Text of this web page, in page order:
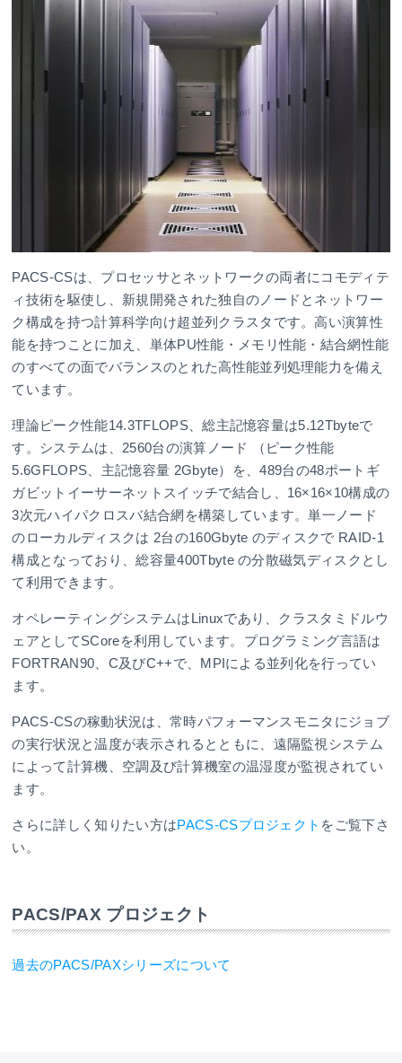
PACS-CSは、プロセッサとネットワークの両者にコモディテ
ィ技術を駆使し、新規開発された独自のノードとネットワー
ク構成を持つ計算科学向け超並列クラスタです。高い演算性
能を持つことに加え、単体PU性能・メモリ性能・結合網性能
のすべての面でバランスのとれた高性能並列処理能力を備え
ています。
理論ピーク性能14.3TFLOPS、総主記憶容量は5.12Tbyteで
す。システムは、2560台の演算ノード （ピーク性能
5.6GFLOPS、主記憶容量 2Gbyte）を、489台の48ポートギ
ガビットイーサーネットスイッチで結合し、16×16×10構成の
3次元ハイパクロスバ結合網を構築しています。単一ノード
のローカルディスクは 2台の160Gbyte のディスクで RAID-1
構成となっており、総容量400Tbyte の分散磁気ディスクとし
て利用できます。
オペレーティングシステムはLinuxであり、クラスタミドルウ
ェアとしてSCoreを利用しています。プログラミング言語は
FORTRAN90、C及びC++で、MPIによる並列化を行ってい
ます。
PACS-CSの稼動状況は、常時パフォーマンスモニタにジョブ
の実行状況と温度が表示されるとともに、遠隔監視システム
によって計算機、空調及び計算機室の温湿度が監視されてい
ます。
さらに詳しく知りたい方はPACS-CSプロジェクト をご覧下さ
い。
PACS/PAX プロジェクト
過去のPACS/PAXシリーズについて